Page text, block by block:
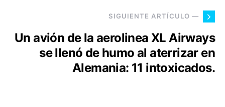
SIGUIENTE ARTÍCULO —
Un avión de la aerolinea XL Airways
se llenó de humo al aterrizar en
Alemania: 11 intoxicados.